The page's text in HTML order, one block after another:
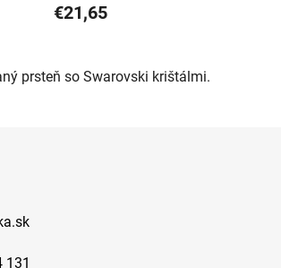
€21,65
prsteň so Swarovski krištálmi.
131